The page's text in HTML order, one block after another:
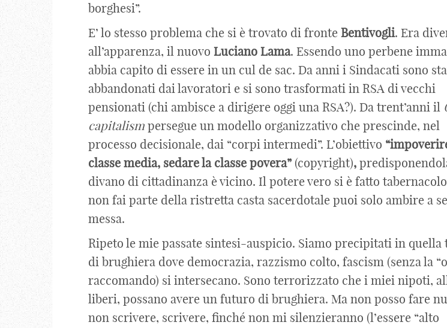
borghesi”.
E’ lo stesso problema che si è trovato di fronte Bentivogli. Era
all’apparenza, il nuovo Luciano Lama. Essendo uno perbene
abbia capito di essere in un cul de sac. Da anni i Sindacati sono
abbandonati dai lavoratori e si sono trasformati in RSA di vecchi
pensionati (chi ambisce a dirigere oggi una RSA?). Da trent’anni il
capitalism persegue un modello organizzativo che prescinde, nel
processo decisionale, dai “corpi intermedi”. L’obiettivo
classe media, sedare la classe povera” (copyright),
divano di cittadinanza è vicino. Il potere vero si è fatto
non fai parte della ristretta casta sacerdotale puoi solo ambire a
messa.
Ripeto le mie passate sintesi-auspicio. Siamo precipitati in quella
di brughiera dove democrazia, razzismo colto, fascism (senza la
raccomando) si intersecano. Sono terrorizzato che i miei nipoti,
liberi, possano avere un futuro di brughiera. Ma non posso fare
non scrivere, scrivere, finché non mi silenzieranno (l’essere “alto